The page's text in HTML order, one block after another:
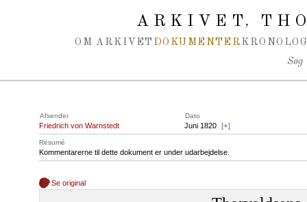
ARKIVET,
OM ARKIVET DOKUMENTER
Søg
Afsender Dato
Friedrich von Warnstedt Juni 1820 [+]
Resumé
Kommentarerne til dette dokument er under udarbejdelse.
Se original